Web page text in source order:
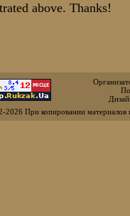
above. Thanks!
2026 При копировании материалов